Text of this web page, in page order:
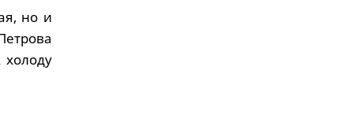
но и